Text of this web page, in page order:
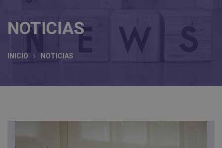
NOTICIAS
INICIO NOTICIAS